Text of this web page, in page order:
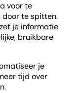
voor te
door te spitten.
je informatie
bruikbare
je
tijd over